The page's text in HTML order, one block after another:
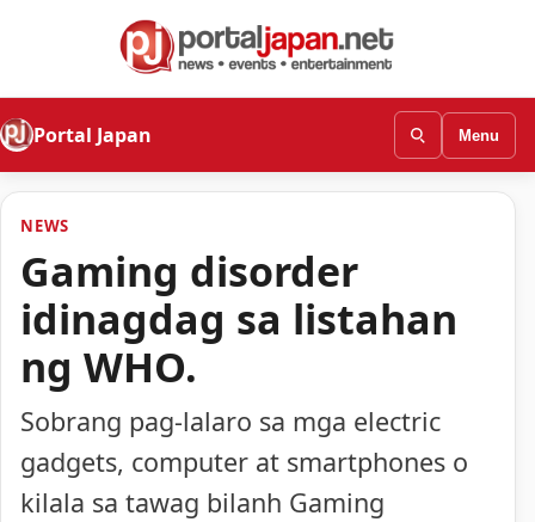
Portal Japan Menu
NEWS
Gaming disorder
idinagdag sa listahan
ng WHO.
Sobrang pag-lalaro sa mga electric
gadgets, computer at smartphones o
kilala sa tawag bilanh Gaming